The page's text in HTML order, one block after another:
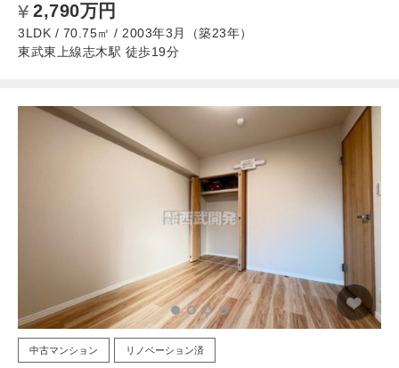
2,790万円
3LDK / 70.75㎡ / 2003年3月（築23年）
東武東上線志木駅 徒歩19分
中古マンション リノベーション済